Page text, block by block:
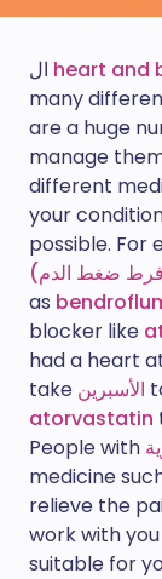
heart and
many
are a huge
manage
different
your
possible. For
ضغط الدم)
as
blocker like
had a heart
take الأسبرين
atorvastatin
People with
medicine
relieve the
work with
suitable for